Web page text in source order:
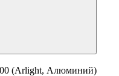
(Arlight, Алюминий)